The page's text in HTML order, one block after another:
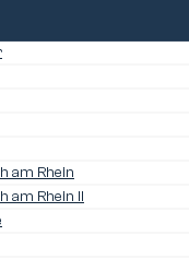
am Rhein
am Rhein II